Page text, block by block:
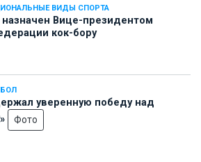
ВИДЫ СПОРТА
назначен Вице-президентом
кок-бору
уверенную победу над
Фото